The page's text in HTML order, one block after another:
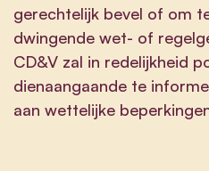
gerechtelijk bevel of om
dwingende wet- of
CD&V zal in redelijkheid
dienaangaande te
aan wettelijke